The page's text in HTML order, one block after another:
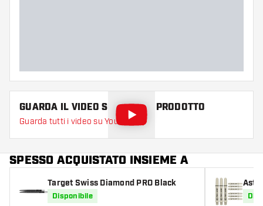
GUARDA IL VIDEO SU QUESTO PRODOTTO
Guarda tutti i video su YouTube
SPESSO ACQUISTATO INSIEME A
Target Swiss Diamond PRO Black
Disponibile